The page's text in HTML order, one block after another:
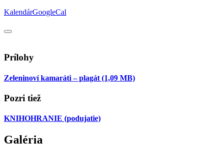
KalendárGoogleCal
Prílohy
Zeleninoví kamaráti – plagát (1,09 MB)
Pozri tiež
KNIHOHRANIE (podujatie)
Galéria